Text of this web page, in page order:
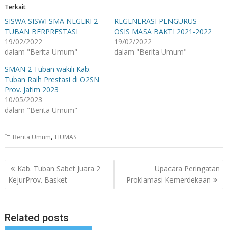
Terkait
SISWA SISWI SMA NEGERI 2
TUBAN BERPRESTASI
19/02/2022
dalam "Berita Umum"
REGENERASI PENGURUS
OSIS MASA BAKTI 2021-2022
19/02/2022
dalam "Berita Umum"
SMAN 2 Tuban wakili Kab.
Tuban Raih Prestasi di O2SN
Prov. Jatim 2023
10/05/2023
dalam "Berita Umum"
Berita Umum, HUMAS
Navigasi
pos
Kab. Tuban Sabet Juara 2
KejurProv. Basket
Upacara Peringatan
Proklamasi Kemerdekaan
Related posts